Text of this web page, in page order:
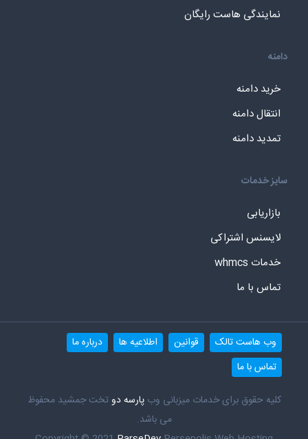
نمایندگی هاست رایگان
دامنه
خرید دامنه
انتقال دامنه
تمدید دامنه
سایز خدمات
بازاریابی
لایسنس اشتراکی
خدمات whmcs
تماس با ما
وب هاست تالک قوانین اطلاعیه ها
درباره ما
تماس با ما
کلیه حقوق برای خدمات میزبانی وبپارسه دوتخت جمشید محفوظ
می باشد.